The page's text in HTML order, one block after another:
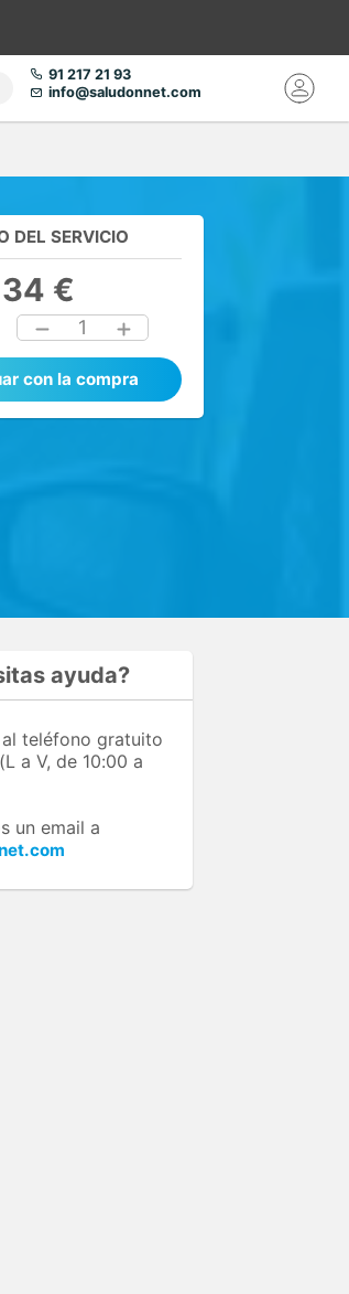
91 217 21 93
info@saludonnet.com
DEL SERVICIO
34 €
1
con la compra
ayuda?
al teléfono gratuito
(L a V, de 10:00 a
un email a